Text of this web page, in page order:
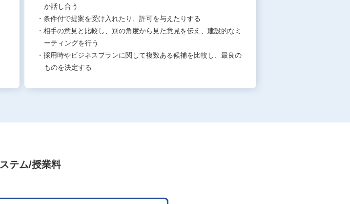
か話し合う
・条件付で提案を受け入れたり、許可を与えたりする
・相手の意見と比較し、別の角度から見た意見を伝え、建設的なミ
ーティングを行う
・採用時やビジネスプランに関して複数ある候補を比較し、最良の
ものを決定する
ステム/授業料